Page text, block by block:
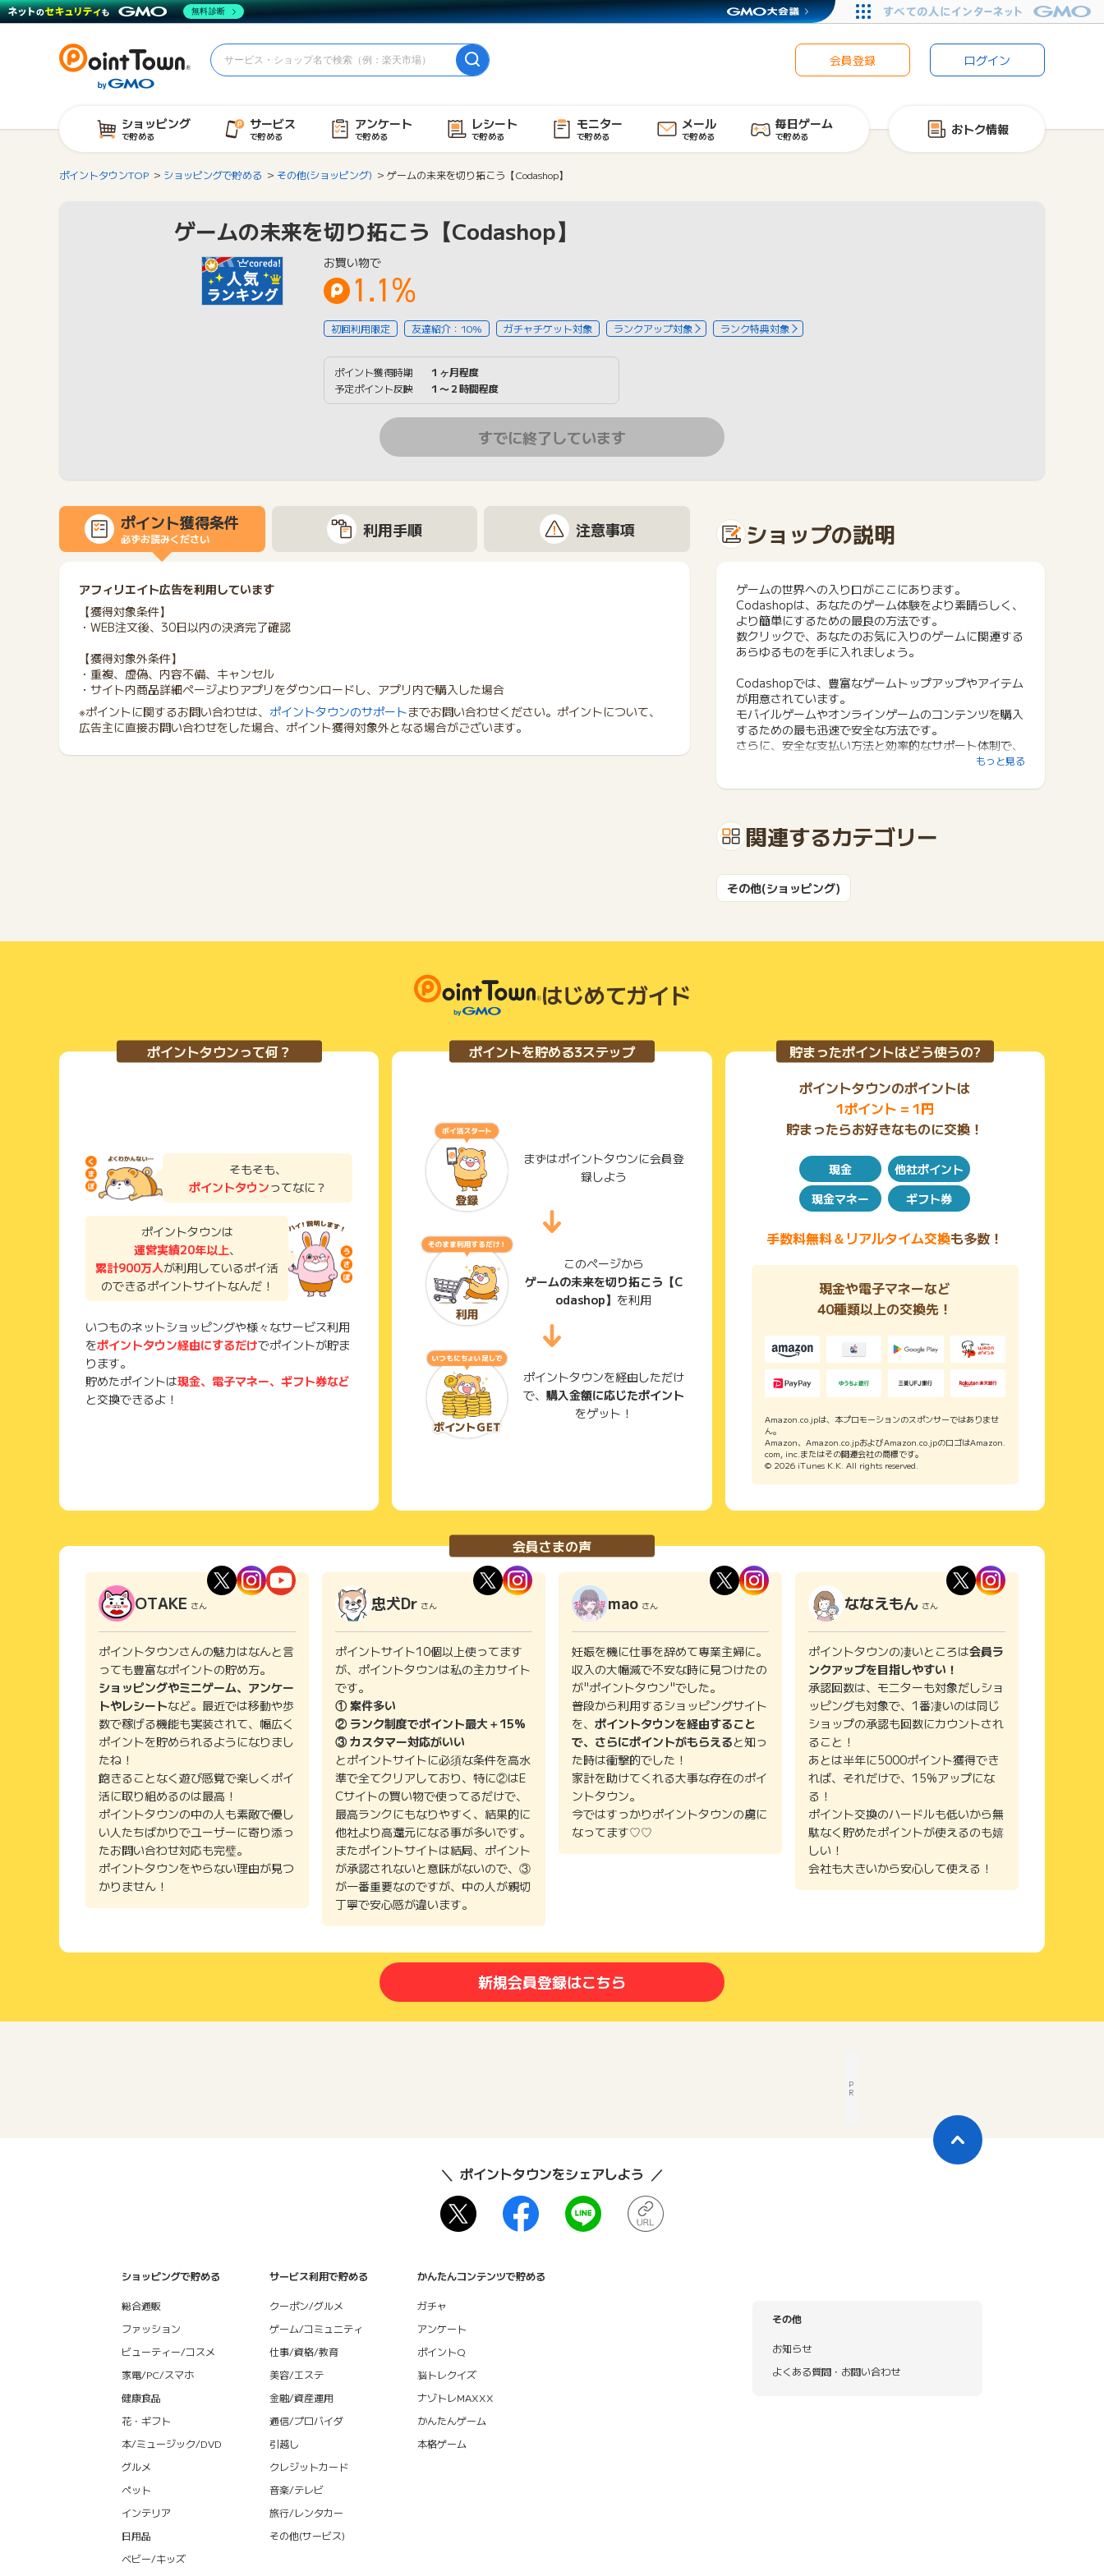
会員登録 ログイン
ショッピング
で貯める
サービス
で貯める
アンケート
で貯める
レシート
で貯める
モニター
で貯める
メール
で貯める
毎日ゲーム
で貯める おトク情報
ポイントタウンTOP ショッピングで貯める その他(ショッピング) ゲームの未来を切り拓こう【Codashop】
ゲームの未来を切り拓こう【Codashop】
お買い物で
1.1%
初回利用限定 友達紹介：10% ガチャチケット対象 ランクアップ対象 ランク特典対象
ポイント獲得時期
１ヶ月程度
予定ポイント反映
１〜２時間程度
すでに終了しています
ポイント獲得条件
必ずお読みください 利用手順 注意事項
アフィリエイト広告を利用しています
【獲得対象条件】
・WEB注文後、30日以内の決済完了確認
【獲得対象外条件】
・重複、虚偽、内容不備、キャンセル
・サイト内商品詳細ページよりアプリをダウンロードし、アプリ内で購入した場合
※ポイントに関するお問い合わせは、 ポイントタウンのサポートまでお問い合わせください。ポイントについて、
広告主に直接お問い合わせをした場合、ポイント獲得対象外となる場合がございます。
ショップの説明
ゲームの世界への入り口がここにあります。
Codashopは、あなたのゲーム体験をより素晴らしく、
より簡単にするための最良の方法です。
数クリックで、あなたのお気に入りのゲームに関連する
あらゆるものを手に入れましょう。
Codashopでは、豊富なゲームトップアップやアイテム
が用意されています。
モバイルゲームやオンラインゲームのコンテンツを購入
するための最も迅速で安全な方法です。
さらに、安全な支払い方法と効率的なサポート体制で、
もっと見る
関連するカテゴリー
その他(ショッピング)
はじめてガイド
ポイントタウンって何？
そもそも、
ポイントタウンってなに？
ポイントタウンは
運営実績20年以上、
累計900万人が利用しているポイ活
のできるポイントサイトなんだ！
いつものネットショッピングや様々なサービス利用
をポイントタウン経由にするだけでポイントが貯ま
ります。
貯めたポイントは現金、電子マネー、ギフト券など
と交換できるよ！
ポイントを貯める3ステップ
まずはポイントタウンに会員登
録しよう
このページから
ゲームの未来を切り拓こう【C
odashop】 を利用
ポイントタウンを経由しただけ
で、 購入金額に応じたポイント
をゲット！
貯まったポイントはどう使うの?
ポイントタウンのポイントは
1ポイント = 1円
貯まったらお好きなものに交換！
現金
他社ポイント
現金マネー
ギフト券
手数料無料＆リアルタイム交換も多数！
現金や電子マネーなど
40種類以上の交換先！
Amazon.co.jpは、本プロモーションのスポンサーではありませ
ん。
Amazon、Amazon.co.jpおよびAmazon.co.jpのロゴはAmazon.
com, inc.またはその関連会社の商標です。
© 2026 iTunes K.K. All rights reserved.
会員さまの声
OTAKE さん
ポイントタウンさんの魅力はなんと言
っても豊富なポイントの貯め方。
ショッピングやミニゲーム、アンケー
トやレシートなど。最近では移動や歩
数で稼げる機能も実装されて、幅広く
ポイントを貯められるようになりまし
たね！
飽きることなく遊び感覚で楽しくポイ
活に取り組めるのは最高！
ポイントタウンの中の人も素敵で優し
い人たちばかりでユーザーに寄り添っ
たお問い合わせ対応も完璧。
ポイントタウンをやらない理由が見つ
かりません！
忠犬Dr さん
ポイントサイト10個以上使ってます
が、ポイントタウンは私の主力サイト
です。
① 案件多い
② ランク制度でポイント最大＋15%
③ カスタマー対応がいい
とポイントサイトに必須な条件を高水
準で全てクリアしており、特に②はE
Cサイトの買い物で使ってるだけで、
最高ランクにもなりやすく、結果的に
他社より高還元になる事が多いです。
またポイントサイトは結局、ポイント
が承認されないと意味がないので、③
が一番重要なのですが、中の人が親切
丁寧で安心感が違います。
mao さん
妊娠を機に仕事を辞めて専業主婦に。
収入の大幅減で不安な時に見つけたの
が"ポイントタウン"でした。
普段から利用するショッピングサイト
を、 ポイントタウンを経由すること
で、さらにポイントがもらえると知っ
た時は衝撃的でした！
家計を助けてくれる大事な存在のポイ
ントタウン。
今ではすっかりポイントタウンの虜に
なってます♡♡
ななえもん さん
ポイントタウンの凄いところは会員ラ
ンクアップを目指しやすい！
承認回数は、モニターも対象だしショ
ッピングも対象で、1番凄いのは同じ
ショップの承認も回数にカウントされ
ること！
あとは半年に5000ポイント獲得でき
れば、それだけで、15%アップにな
る！
ポイント交換のハードルも低いから無
駄なく貯めたポイントが使えるのも嬉
しい！
会社も大きいから安心して使える！
新規会員登録はこちら
P
R
ポイントタウンをシェアしよう
ショッピングで貯める
総合通販
ファッション
ビューティー/コスメ
家電/PC/スマホ
健康食品
花・ギフト
本/ミュージック/DVD
グルメ
ペット
インテリア
日用品
ベビー/キッズ
サービス利用で貯める
クーポン/グルメ
ゲーム/コミュニティ
仕事/資格/教育
美容/エステ
金融/資産運用
通信/プロバイダ
引越し
クレジットカード
音楽/テレビ
旅行/レンタカー
その他(サービス)
かんたんコンテンツで貯める
ガチャ
アンケート
ポイントQ
脳トレクイズ
ナゾトレMAXXX
かんたんゲーム
本格ゲーム
その他
お知らせ
よくある質問・お問い合わせ
無料診断